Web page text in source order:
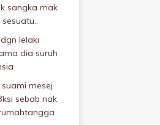
sangka mak
lelaki
dia suruh
mesej
sebab nak